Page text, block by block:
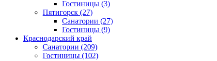
Гостиницы (3)
Пятигорск (27)
Санатории (27)
Гостиницы (9)
Краснодарский край
Санатории (209)
Гостиницы (102)